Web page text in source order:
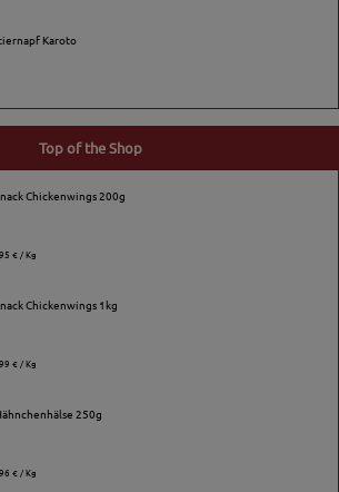
Karoto
Top of the Shop
Chickenwings 200g
€ / Kg
Chickenwings 1kg
€ / Kg
250g
€ / Kg